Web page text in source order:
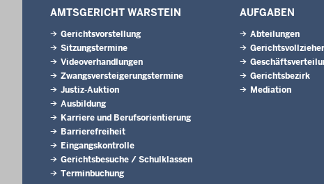
AMTSGERICHT WARSTEIN
Gerichtsvorstellung
Sitzungstermine
Videoverhandlungen
Zwangsversteigerungs­termine
Justiz-Auktion
Ausbildung
Karriere und Berufsorientierung
Barrierefreiheit
Eingangskontrolle
Gerichtsbesuche / Schulklassen
Terminbuchung
AUFGABEN
Abteilungen
Gerichtsvollzieher
Gerichtsbezirk
Mediation